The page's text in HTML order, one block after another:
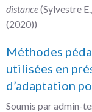
à
distance(Sylvestre
(2020))
Méthodes
utilisées en
d’adaptation
Soumis paradmin-